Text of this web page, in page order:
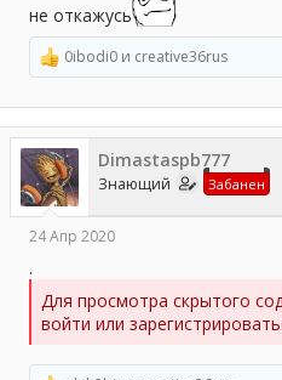
не откажусь
Р
е
а
к
ц
и
и
:
0ibodi0 и creative36rus
Dimastaspb777
Знающий Забанен
24 Апр 2020
.
Для просмотра скрытого
войти или